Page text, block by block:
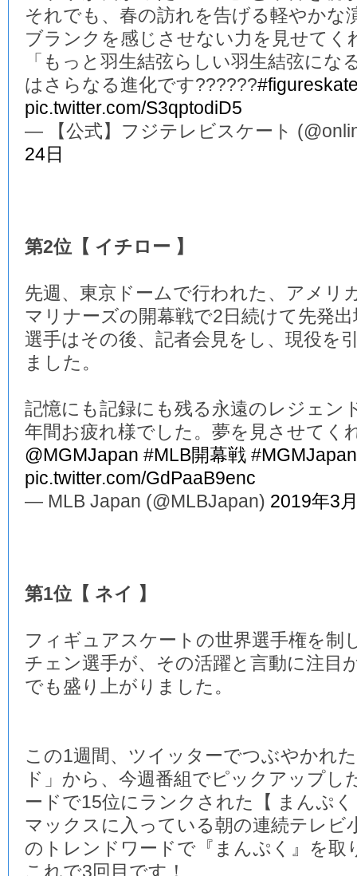
それでも、春の訪れを告げる軽やかな
ブランクを感じさせない力を見せてく
「もっと羽生結弦らしい羽生結弦に
はさらなる進化です??????
pic.twitter.com/S3qptodiD5
— 【公式】フジテレビスケート
24日
第2位【 イチロー 】
先週、東京ドームで行われた、アメリ
マリナーズの開幕戦で2日続けて先発
選手はその後、記者会見をし、現役を
ました。
記憶にも記録にも残る永遠のレジェン
年間お疲れ様でした。夢を見させてく
@MGMJapan #MLB開幕戦 #MGMJapan
pic.twitter.com/GdPaaB9enc
— MLB Japan (@MLBJapan) 2019年3
第1位【 ネイ 】
フィギュアスケートの世界選手権を制
チェン選手が、その活躍と言動に注目
でも盛り上がりました。
この1週間、ツイッターでつぶやかれ
ド」から、今週番組でピックアップし
ードで15位にランクされた【 まんぷ
マックスに入っている朝の連続テレビ
のトレンドワードで『まんぷく』を取
これで3回目です！